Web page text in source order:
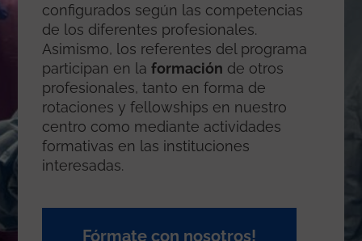
configurados según las competencias
de los diferentes profesionales.
Asimismo, los referentes del programa
participan en la formación de otros
profesionales, tanto en forma de
rotaciones y fellowships en nuestro
centro como mediante actividades
formativas en las instituciones
interesadas.
Fórmate con nosotros!